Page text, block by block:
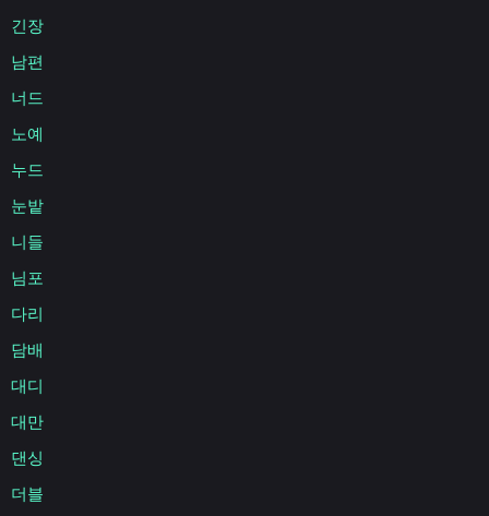
긴장
남편
너드
노예
누드
눈밭
니들
님포
다리
담배
대디
대만
댄싱
더블